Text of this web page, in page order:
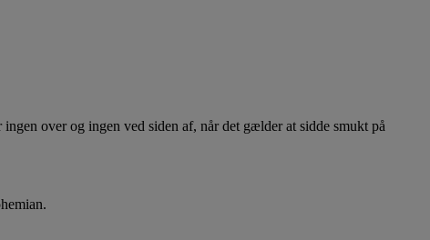
over og ingen ved siden af, når det gælder at sidde smukt på